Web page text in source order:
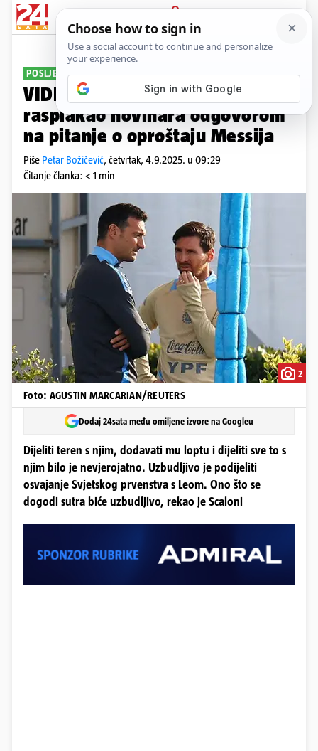
PRIJAVA
Sport Komentari
POSLJEDNJA DOMAĆA UTAKMICA
VIDEO Izbornik Argentine
rasplakao novinara odgovorom
na pitanje o oproštaju Messija
Piše Petar Božičević, četvrtak, 4.9.2025. u 09:29
Čitanje članka: < 1 min
2
Foto: AGUSTIN MARCARIAN/REUTERS
Dodaj 24sata među omiljene izvore na Googleu
Dijeliti teren s njim, dodavati mu loptu i dijeliti sve to s
njim bilo je nevjerojatno. Uzbudljivo je podijeliti
osvajanje Svjetskog prvenstva s Leom. Ono što se
dogodi sutra biće uzbudljivo, rekao je Scaloni